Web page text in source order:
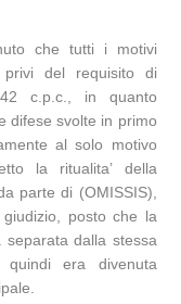
che tutti i motivi
privi del requisito di
c.p.c., in quanto
difese svolte in primo
al solo motivo
la ritualita’ della
parte di (OMISSIS),
posto che la
dalla stessa
era divenuta